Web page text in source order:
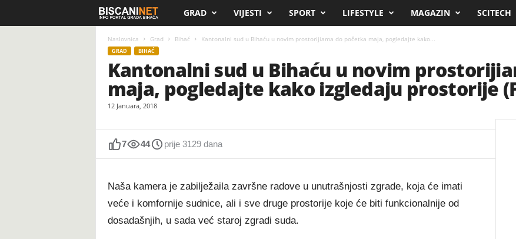
i
c
n
n
GRAD VIJESTI SPORT LIFESTYLE MAGAZIN SCITECH
Naslovnica Grad Bihać Kantonalni sud u Bihaću u novim prostorijiama do početka maja, pogledajte kako...
GRAD BIHAĆ
Kantonalni sud u Bihaću u novim
maja, pogledajte kako izgledaju prostorije
12 Januara, 2018
7 44 prije 3129 dana
Naša kamera je zabilježaila završne radove u unutrašnjosti zgrade, koja će imati
veće i komfornije sudnice, ali i sve druge prostorije koje će biti funkcionalnije od
dosadašnjih, u sada već staroj zgradi suda.